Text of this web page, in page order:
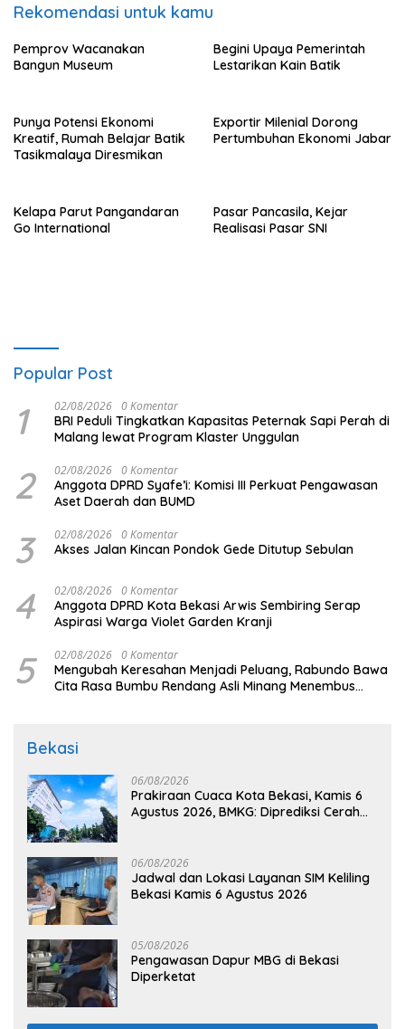
Rekomendasi untuk kamu
Pemprov Wacanakan
Bangun Museum
Begini Upaya Pemerintah
Lestarikan Kain Batik
Punya Potensi Ekonomi
Kreatif, Rumah Belajar Batik
Tasikmalaya Diresmikan
Exportir Milenial Dorong
Pertumbuhan Ekonomi Jabar
Kelapa Parut Pangandaran
Go International
Pasar Pancasila, Kejar
Realisasi Pasar SNI
Popular Post
1 02/08/2026 0 Komentar
BRI Peduli Tingkatkan Kapasitas Peternak Sapi Perah di
Malang lewat Program Klaster Unggulan
2 02/08/2026 0 Komentar
Anggota DPRD Syafe’i: Komisi III Perkuat Pengawasan
Aset Daerah dan BUMD
3 02/08/2026 0 Komentar
Akses Jalan Kincan Pondok Gede Ditutup Sebulan
4 02/08/2026 0 Komentar
Anggota DPRD Kota Bekasi Arwis Sembiring Serap
Aspirasi Warga Violet Garden Kranji
5 02/08/2026 0 Komentar
Mengubah Keresahan Menjadi Peluang, Rabundo Bawa
Cita Rasa Bumbu Rendang Asli Minang Menembus
Bekasi
06/08/2026
Prakiraan Cuaca Kota Bekasi, Kamis 6
Agustus 2026, BMKG: Diprediksi Cerah
06/08/2026
Jadwal dan Lokasi Layanan SIM Keliling
Bekasi Kamis 6 Agustus 2026
05/08/2026
Pengawasan Dapur MBG di Bekasi
Diperketat